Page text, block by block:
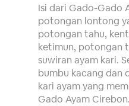
Isi dari Gado-Gado
potongan lontong
potongan tahu,
ketimun, potongan
suwiran ayam kari.
bumbu kacang dan
kari ayam yang
Gado Ayam Cirebon.